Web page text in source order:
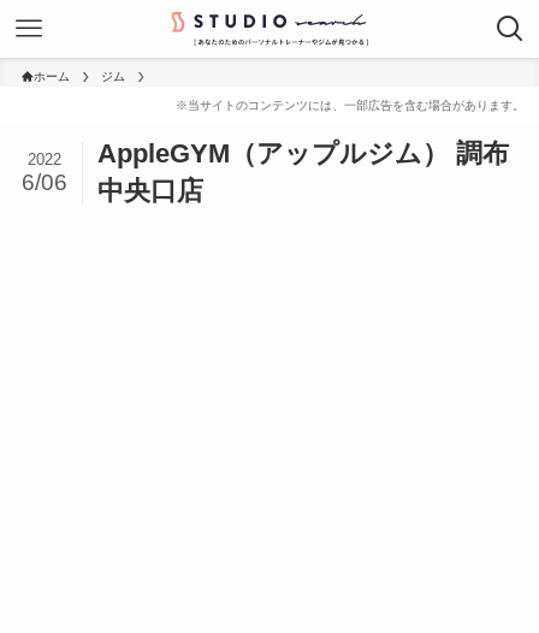
ホーム ジム
AppleGYM（アップルジム） 調布
中央口店
2022
6/06